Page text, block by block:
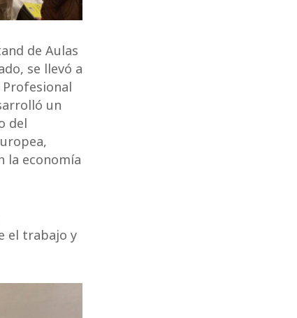
de Aulas
se llevó a
Profesional
un
del
la economía
el trabajo y